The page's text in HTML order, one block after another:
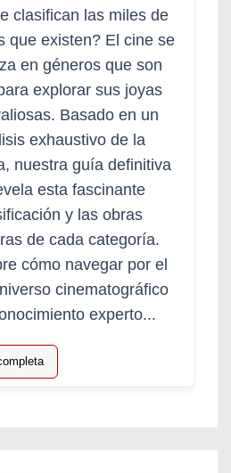
clasifican las miles de
que existen? El cine se
en géneros que son
explorar sus joyas
Basado en un
exhaustivo de la
nuestra guía definitiva
esta fascinante
y las obras
de cada categoría.
cómo navegar por el
cinematográfico
experto...